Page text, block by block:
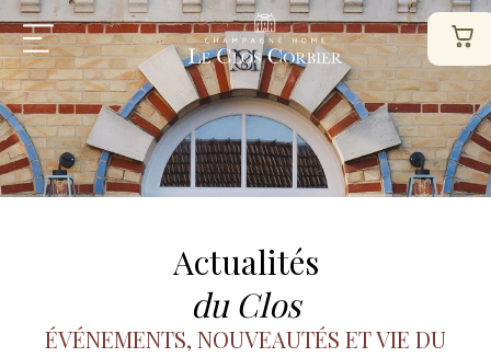
Actualités
du Clos
ÉVÉNEMENTS, NOUVEAUTÉS ET VIE DU